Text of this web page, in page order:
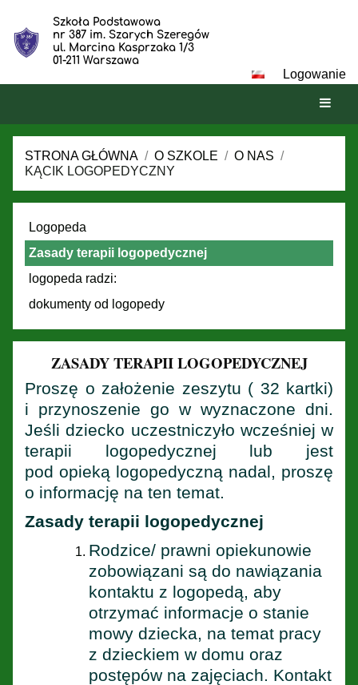
Szkoła Podstawowa
nr 387 im. Szarych Szeregów
ul. Marcina Kasprzaka 1/3
01-211 Warszawa
Logowanie
STRONA GŁÓWNA / O SZKOLE / O NAS /
KĄCIK LOGOPEDYCZNY
logopedyczny
Logopeda
Zasady terapii logopedycznej
logopeda radzi:
dokumenty od logopedy
ZASADY TERAPII LOGOPEDYCZNEJ
Proszę o założenie zeszytu ( 32 kartki)
i przynoszenie go w wyznaczone dni.
Jeśli dziecko uczestniczyło wcześniej w
terapii logopedycznej lub jest
pod opieką logopedyczną nadal, proszę
o informację na ten temat.
Zasady terapii logopedycznej
Rodzice/ prawni opiekunowie
zobowiązani są do nawiązania
kontaktu z logopedą, aby
otrzymać informacje o stanie
mowy dziecka, na temat pracy
z dzieckiem w domu oraz
postępów na zajęciach. Kontakt